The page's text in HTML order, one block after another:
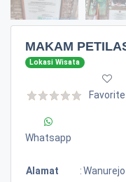
MAKAM
Lokasi Wisata
Favorite
Whatsapp
Alamat :Wanurejo